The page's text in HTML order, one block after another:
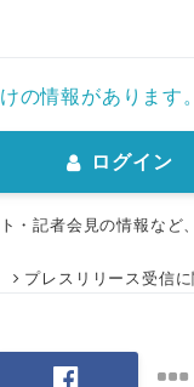
の情報があります。
ログイン
・記者会見の情報など
プレスリリース受信